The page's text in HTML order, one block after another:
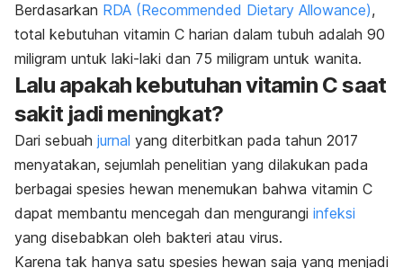
Berdasarkan RDA (Recommended Dietary Allowance),
total kebutuhan vitamin C harian dalam tubuh adalah 90
miligram untuk laki-laki dan 75 miligram untuk wanita.
Lalu apakah kebutuhan vitamin C saat
sakit jadi meningkat?
Dari sebuah jurnal yang diterbitkan pada tahun 2017
menyatakan, sejumlah penelitian yang dilakukan pada
berbagai spesies hewan menemukan bahwa vitamin C
dapat membantu mencegah dan mengurangi infeksi
yang disebabkan oleh bakteri atau virus.
Karena tak hanya satu spesies hewan saja yang menjadi